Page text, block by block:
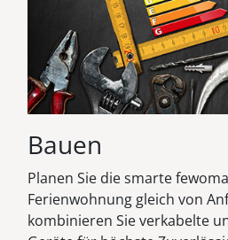
Bauen
Planen Sie die smarte
Ferienwohnung gleich von
kombinieren Sie verkabelte